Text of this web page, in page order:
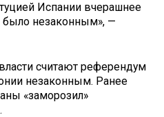
Испании вчерашнее
было незаконным», —
считают референдум
незаконным. Ранее
«заморозил»